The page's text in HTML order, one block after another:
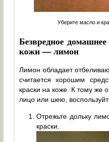
Уберите масло и
Безвредное
кожи — лимон
Лимон обладает
считается хорошим
краски на коже. К тому же
лицо или шею,
Отрежьте дольку
краски.